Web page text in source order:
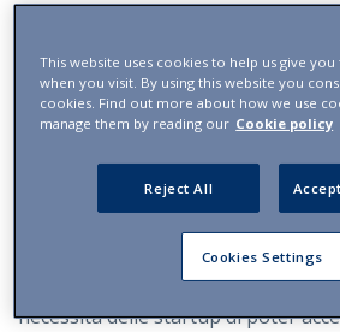
Prevedete nuove agevolazioni
privati?
«Grazie alla recente riforma fiscale
previste agevolazioni fiscali per chi
startup che rispondono ai requisiti
In conclusione, il Dipartimento che
necessità delle startup di poter
This website uses cookies to help us give
when you visit. By using this website you
cookies. Find out more about how we use
manage them by reading our Cookie policy
Reject All
Cookies Settings